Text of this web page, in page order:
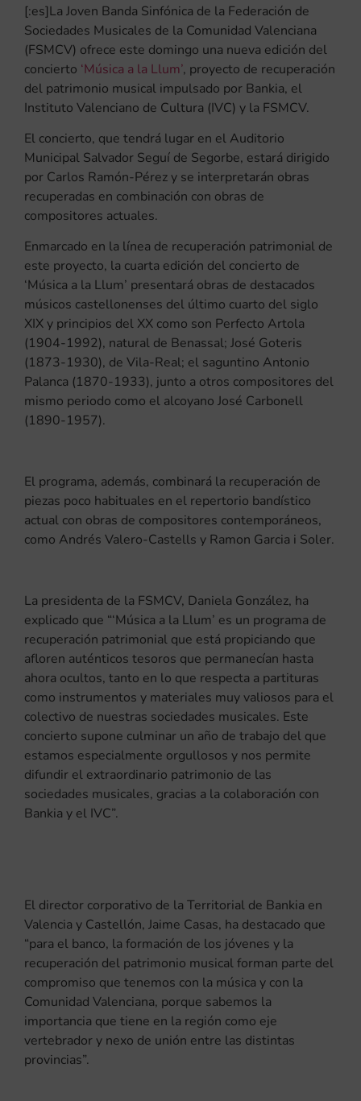
[:es]La Joven Banda Sinfónica de la Federación de
Sociedades Musicales de la Comunidad Valenciana
(FSMCV) ofrece este domingo una nueva edición del
concierto ‘Música a la Llum’, proyecto de recuperación
del patrimonio musical impulsado por Bankia, el
Instituto Valenciano de Cultura (IVC) y la FSMCV.
El concierto, que tendrá lugar en el Auditorio
Municipal Salvador Seguí de Segorbe, estará dirigido
por Carlos Ramón-Pérez y se interpretarán obras
recuperadas en combinación con obras de
compositores actuales.
Enmarcado en la línea de recuperación patrimonial de
este proyecto, la cuarta edición del concierto de
‘Música a la Llum’ presentará obras de destacados
músicos castellonenses del último cuarto del siglo
XIX y principios del XX como son Perfecto Artola
(1904-1992), natural de Benassal; José Goteris
(1873-1930), de Vila-Real; el saguntino Antonio
Palanca (1870-1933), junto a otros compositores del
mismo periodo como el alcoyano José Carbonell
(1890-1957).
El programa, además, combinará la recuperación de
piezas poco habituales en el repertorio bandístico
actual con obras de compositores contemporáneos,
como Andrés Valero-Castells y Ramon Garcia i Soler.
La presidenta de la FSMCV, Daniela González, ha
explicado que “‘Música a la Llum’ es un programa de
recuperación patrimonial que está propiciando que
afloren auténticos tesoros que permanecían hasta
ahora ocultos, tanto en lo que respecta a partituras
como instrumentos y materiales muy valiosos para el
colectivo de nuestras sociedades musicales. Este
concierto supone culminar un año de trabajo del que
estamos especialmente orgullosos y nos permite
difundir el extraordinario patrimonio de las
sociedades musicales, gracias a la colaboración con
Bankia y el IVC”.
El director corporativo de la Territorial de Bankia en
Valencia y Castellón, Jaime Casas, ha destacado que
“para el banco, la formación de los jóvenes y la
recuperación del patrimonio musical forman parte del
compromiso que tenemos con la música y con la
Comunidad Valenciana, porque sabemos la
importancia que tiene en la región como eje
vertebrador y nexo de unión entre las distintas
provincias”.